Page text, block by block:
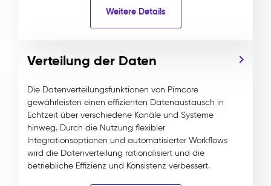
Weitere Details
Verteilung der Daten
Die Datenverteilungsfunktionen von Pimcore
gewährleisten einen effizienten Datenaustausch in
Echtzeit über verschiedene Kanäle und Systeme
hinweg. Durch die Nutzung flexibler
Integrationsoptionen und automatisierter Workflows
wird die Datenverteilung rationalisiert und die
betriebliche Effizienz und Konsistenz verbessert.